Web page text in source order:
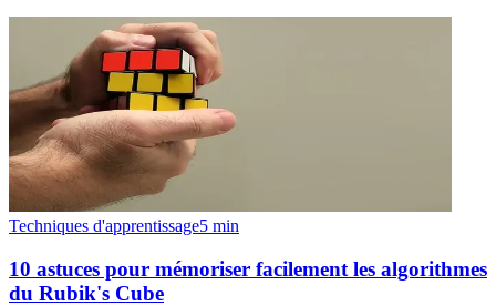
Techniques d'apprentissage5 min
10 astuces pour mémoriser facilement les algorithmes
du Rubik's Cube